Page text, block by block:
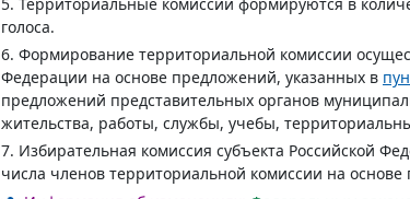
голоса.
6. Формирование территориальной комиссии
Федерации на основе предложений, указанных в
предложений представительных органов
жительства, работы, службы, учебы,
7. Избирательная комиссия субъекта Российской
числа членов территориальной комиссии на